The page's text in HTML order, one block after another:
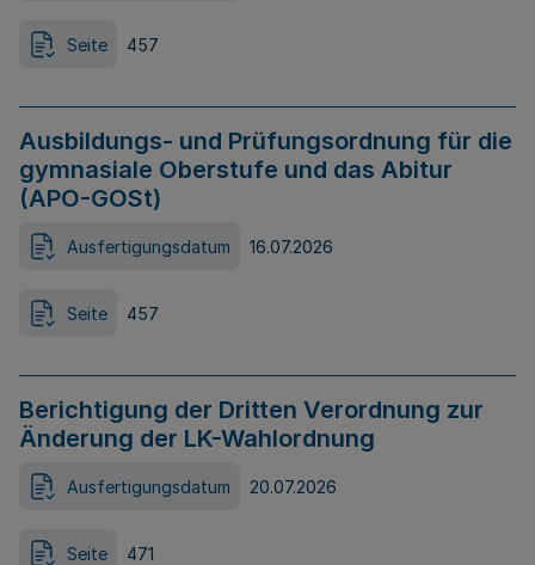
Seite 457
Ausbildungs- und Prüfungsordnung für die
gymnasiale Oberstufe und das Abitur
(APO-GOSt)
Ausfertigungsdatum 16.07.2026
Seite 457
Berichtigung der Dritten Verordnung zur
Änderung der LK-Wahlordnung
Ausfertigungsdatum 20.07.2026
Seite 471